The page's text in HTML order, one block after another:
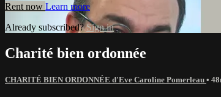
Rent now Learn more
Already subscribed?Sign in
Charité bien ordonnée
CHARITÉ BIEN ORDONNÉE d'Eve Caroline Pomerleau •